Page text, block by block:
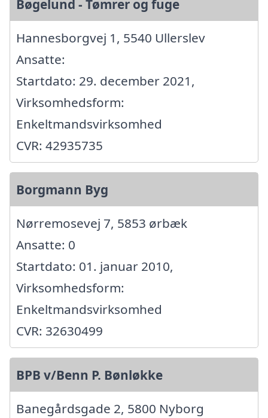
Bøgelund - Tømrer og fuge
Hannesborgvej 1, 5540 Ullerslev
Ansatte:
Startdato: 29. december 2021,
Virksomhedsform:
Enkeltmandsvirksomhed
CVR: 42935735
Borgmann Byg
Nørremosevej 7, 5853 ørbæk
Ansatte: 0
Startdato: 01. januar 2010,
Virksomhedsform:
Enkeltmandsvirksomhed
CVR: 32630499
BPB v/Benn P. Bønløkke
Banegårdsgade 2, 5800 Nyborg